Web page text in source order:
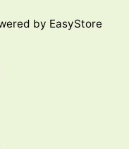
by EasyStore